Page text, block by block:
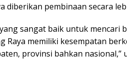
diberikan pembinaan secara
sangat baik untuk mencari
Raya memiliki kesempatan
provinsi bahkan nasional,”